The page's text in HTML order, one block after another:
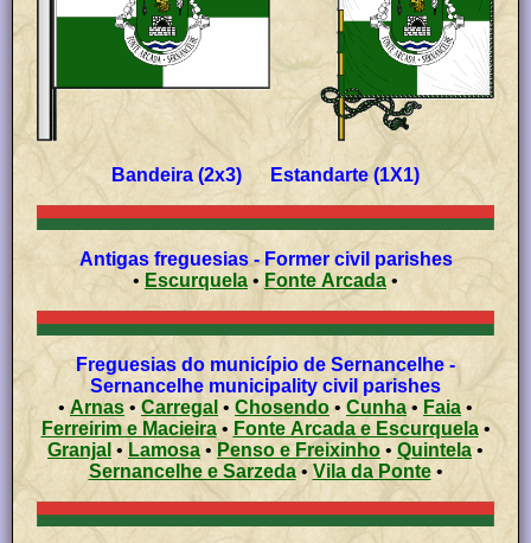
Bandeira (2x3) Estandarte (1X1)
Antigas freguesias - Former civil parishes
• Escurquela • Fonte Arcada •
Freguesias do município de Sernancelhe -
Sernancelhe municipality civil parishes
• Arnas • Carregal • Chosendo • Cunha• Faia •
Ferreirim e Macieira• Fonte Arcada e Escurquela•
Granjal • Lamosa • Penso e Freixinho • Quintela•
Sernancelhe e Sarzeda• Vila da Ponte•